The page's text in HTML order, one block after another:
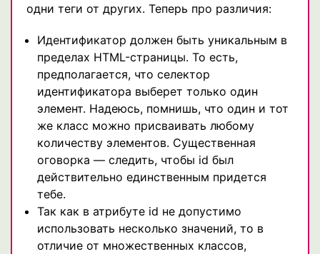
одни теги от других. Теперь про различия:
Идентификатор должен быть уникальным в
пределах HTML-страницы. То есть,
предполагается, что селектор
идентификатора выберет только один
элемент. Надеюсь, помнишь, что один и тот
же класс можно присваивать любому
количеству элементов. Существенная
оговорка — следить, чтобы id был
действительно единственным придется
тебе.
Так как в атрибуте id не допустимо
использовать несколько значений, то в
отличие от множественных классов,